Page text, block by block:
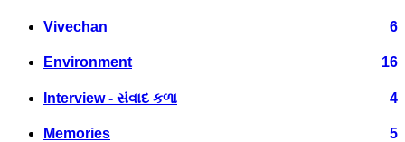
Vivechan 6
Environment 16
Interview - સંવાદ કળા 4
Memories 5